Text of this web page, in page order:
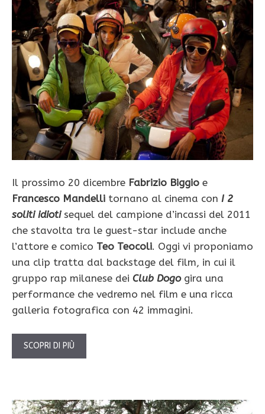
Il prossimo 20 dicembre Fabrizio Biggio e
Francesco Mandelli tornano al cinema con I 2
soliti idioti sequel del campione d’incassi del 2011
che stavolta tra le guest-star include anche
l’attore e comico Teo Teocoli. Oggi vi proponiamo
una clip tratta dal backstage del film, in cui il
gruppo rap milanese dei Club Dogogira una
performance che vedremo nel film e una ricca
galleria fotografica con 42 immagini.
SCOPRI DI PIÙ